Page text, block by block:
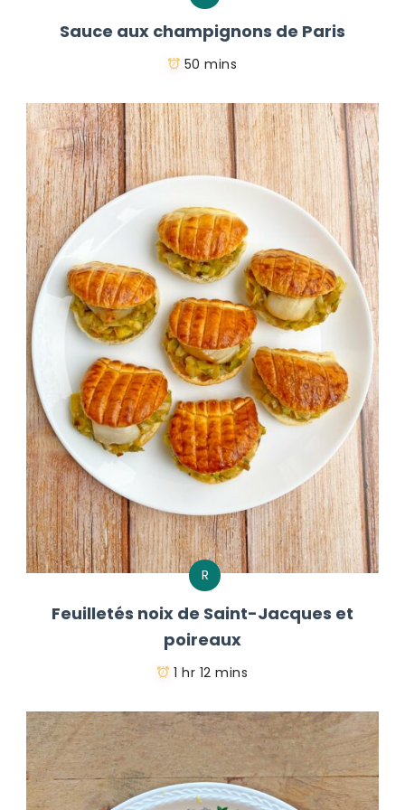
Sauce aux champignons de Paris
50 mins
R
Feuilletés noix de Saint-Jacques et
poireaux
1 hr 12 mins